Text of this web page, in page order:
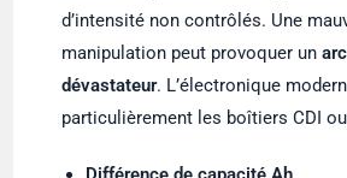
d’intensité non contrôlés. Une
manipulation peut provoquer un
dévastateur. L’électronique
particulièrement les boîtiers CDI